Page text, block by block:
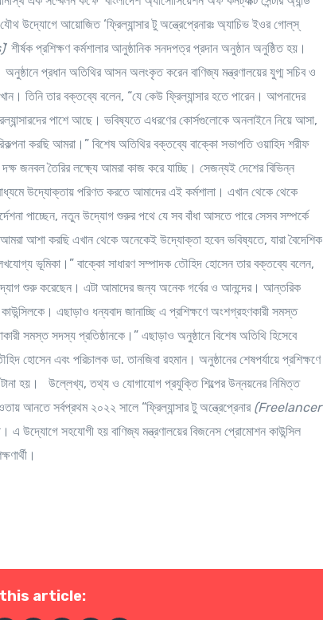
উদ্যোগে আয়োজিত ‘ফ্রিল্যান্সার টু অন্ত্রেপ্রেনারঃ অ্যাচিভ ইওর গোল্‌স্‌
’ শীর্ষক প্রশিক্ষণ কর্মশালার আনুষ্ঠানিক সনদপত্র প্রদান অনুষ্ঠান অনুষ্ঠিত হয়।
প্রধান অতিথির আসন অলংকৃত করেন বাণিজ্য মন্ত্রণালয়ের যুগ্ম সচিব ও
তিনি তার বক্তব্যে বলেন, “যে কেউ ফ্রিল্যান্সার হতে পারেন। আপনাদের
পাশে আছে। ভবিষ্যতে এধরণের কোর্সগুলোকে অনলাইনে নিয়ে আসা,
করছি আমরা।” বিশেষ অতিথির বক্তব্যে বাক্কো সভাপতি ওয়াহিদ শরীফ
দক্ষ জনবল তৈরির লক্ষ্যে আমরা কাজ করে যাচ্ছি। সেজন্যই দেশের বিভিন্ন
মাধ্যমে উদ্যোক্তায় পরিণত করতে আমাদের এই কর্মশালা। এখান থেকে থেকে
পাচ্ছেন, নতুন উদ্যোগ শুরুর পথে যে সব বাঁধা আসতে পারে সেসব সম্পর্কে
আশা করছি এখান থেকে অনেকেই উদ্যোক্তা হবেন ভবিষ্যতে, যারা বৈদেশিক
ভূমিকা।” বাক্কো সাধারণ সম্পাদক তৌহিদ হোসেন তার বক্তব্যে বলেন,
উদ্যোগ শুরু করেছেন। এটা আমাদের জন্য অনেক গর্বের ও আনন্দের। আন্তরিক
এছাড়াও ধন্যবাদ জানাচ্ছি এ প্রশিক্ষণে অংশগ্রহণকারী সমস্ত
সমস্ত সদস্য প্রতিষ্ঠানকে।” এছাড়াও অনুষ্ঠানে বিশেষ অতিথি হিসেবে
হোসেন এবং পরিচালক ডা. তানজিবা রহমান। অনুষ্ঠানের শেষপর্যায়ে প্রশিক্ষণে
হয়। উল্লেখ্য, তথ্য ও যোগাযোগ প্রযুক্তি শিল্পের উন্নয়নের নিমিত্ত
আনতে সর্বপ্রথম ২০২২ সালে “ফ্রিল্যান্সার টু অন্ত্রেপ্রেনার (Freelancer
এ উদ্যোগে সহযোগী হয় বাণিজ্য মন্ত্রণালয়ের বিজনেস প্রোমোশন কাউন্সিল
article: